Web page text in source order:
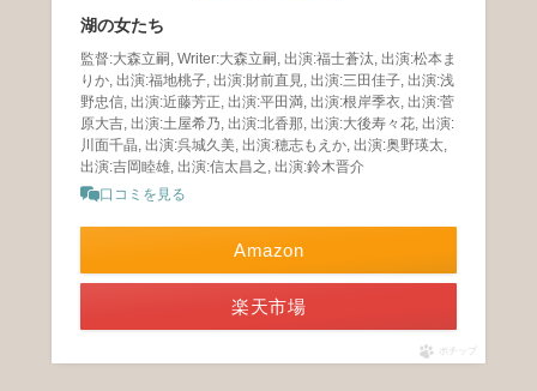
湖の女たち
監督:大森立嗣, Writer:大森立嗣, 出演:福士蒼汰, 出演:松本ま
りか, 出演:福地桃子, 出演:財前直見, 出演:三田佳子, 出演:浅
野忠信, 出演:近藤芳正, 出演:平田満, 出演:根岸季衣, 出演:菅
原大吉, 出演:土屋希乃, 出演:北香那, 出演:大後寿々花, 出演:
川面千晶, 出演:呉城久美, 出演:穂志もえか, 出演:奥野瑛太,
出演:吉岡睦雄, 出演:信太昌之, 出演:鈴木晋介
口コミを見る
Amazon
楽天市場
ポチップ